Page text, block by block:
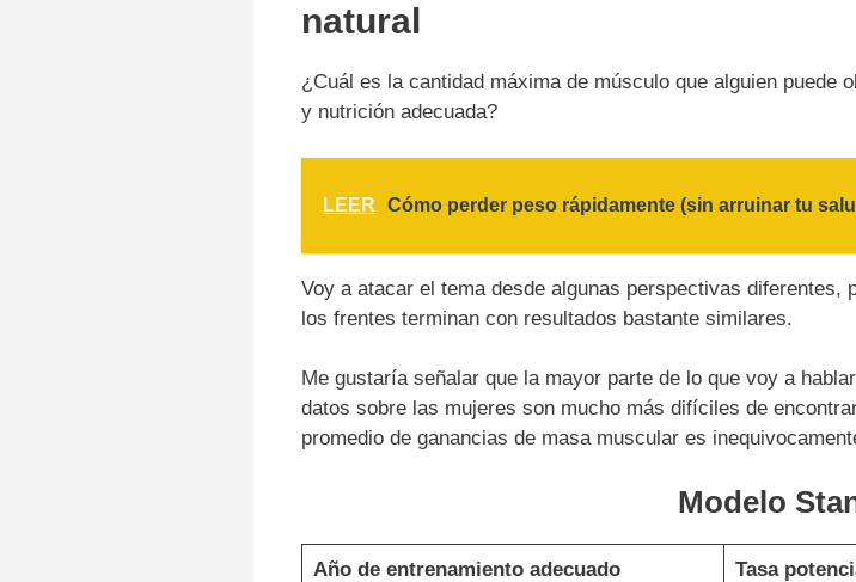
natural
¿Cuál es la cantidad máxima de músculo que alguien puede
y nutrición adecuada?
LEER Cómo perder peso rápidamente (sin arruinar tu
Voy a atacar el tema desde algunas perspectivas diferentes,
los frentes terminan con resultados bastante similares.
Me gustaría señalar que la mayor parte de lo que voy a
datos sobre las mujeres son mucho más difíciles de
promedio de ganancias de masa muscular es
Modelo
Año de entrenamiento adecuado Tasa